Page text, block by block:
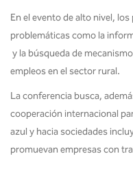
En el evento de alto nivel,
problemáticas como la
y la búsqueda de
empleos en el sector rural.
La conferencia busca,
cooperación internacional
azul y hacia sociedades
promuevan empresas con